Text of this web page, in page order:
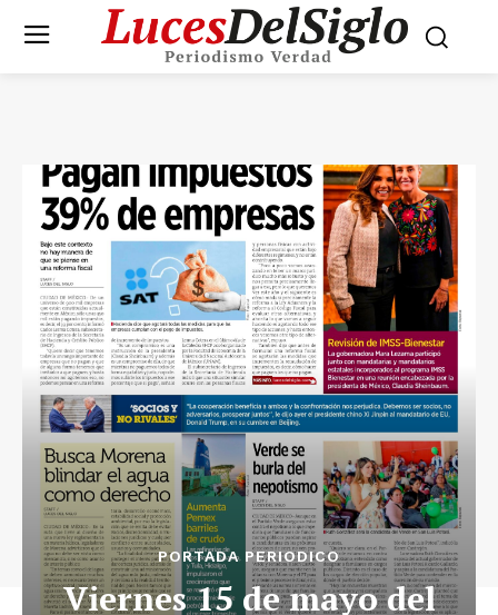
PORTADA PERIODICO
Viernes 15 de mayo del